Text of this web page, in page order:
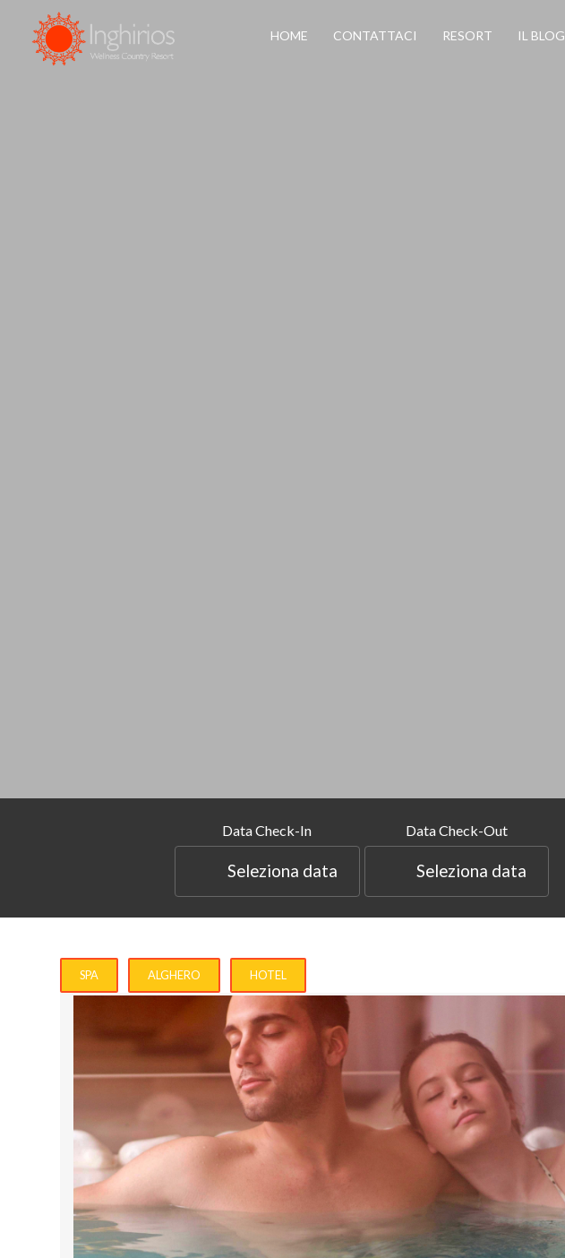
HOME CONTATTACI RESORT IL BLOG
Data Check-In
Seleziona data
Data Check-Out
Seleziona data
SPA ALGHERO HOTEL